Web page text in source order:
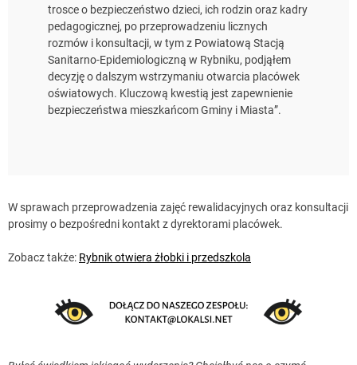
trosce o bezpieczeństwo dzieci, ich rodzin oraz kadry
pedagogicznej, po przeprowadzeniu licznych
rozmów i konsultacji, w tym z Powiatową Stacją
Sanitarno-Epidemiologiczną w Rybniku, podjąłem
decyzję o dalszym wstrzymaniu otwarcia placówek
oświatowych. Kluczową kwestią jest zapewnienie
bezpieczeństwa mieszkańcom Gminy i Miasta”.
W sprawach przeprowadzenia zajęć rewalidacyjnych oraz konsultacji
prosimy o bezpośredni kontakt z dyrektorami placówek.
Zobacz także: Rybnik otwiera żłobki i przedszkola